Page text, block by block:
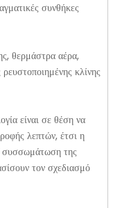
συνθήκες
θερμάστρα αέρα,
κλίνης
είναι σε θέση να
λεπτών, έτσι η
συσσωμάτωση της
τον σχεδιασμό